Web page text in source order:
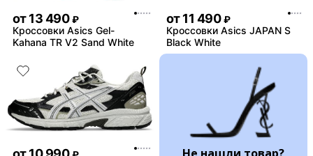
от13 490 ₽
Кроссовки Asics Gel-
Kahana TR V2 Sand White
от11 490 ₽
Кроссовки Asics JAPAN S
Black White